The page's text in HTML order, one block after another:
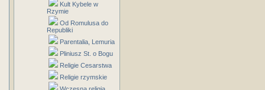
Kult Kybele w
Rzymie
Od Romulusa do
Republiki
Parentalia, Lemuria
Pliniusz St. o Bogu
Religie Cesarstwa
Religie rzymskie